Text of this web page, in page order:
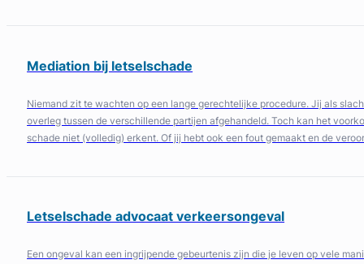
Mediation bij letselschade
Niemand zit te wachten op een lange gerechtelijke procedure. Jij als
overleg tussen de verschillende partijen afgehandeld. Toch kan het
schade niet (volledig) erkent. Of jij hebt ook een fout gemaakt en de
Letselschade advocaat verkeersongeval
Een ongeval kan een ingrijpende gebeurtenis zijn die je leven op vele